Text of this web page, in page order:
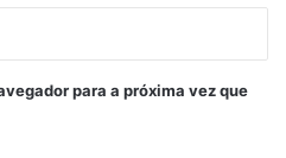
para a próxima vez que